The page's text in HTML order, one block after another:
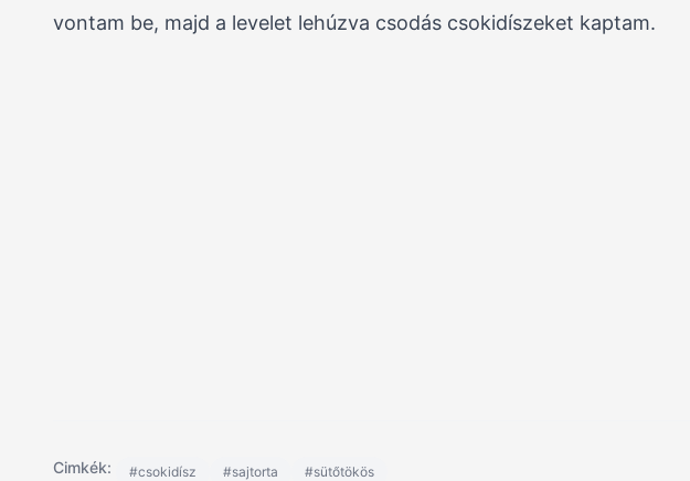
vontam be, majd a levelet lehúzva csodás csokidíszeket kaptam.
Cimkék: #csokidísz #sajtorta #sütőtökös